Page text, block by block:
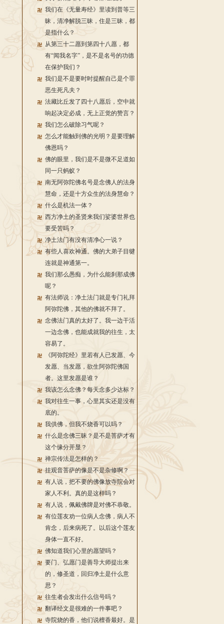
我们在《无量寿经》里读到普等三
昧，清净解脱三昧，住是三昧，都
是指什么？
从第三十二愿到第四十八愿，都
有“闻我名字”，是不是名号的功德
在保护我们？
我们是不是要时时提醒自己是个罪
恶生死凡夫？
法藏比丘发了四十八愿后，空中就
响起决定必成，无上正觉的赞言？
我们怎么破除习气呢？
怎么才能触到佛的光明？是要理解
佛恩吗？
佛的眼里，我们是不是微不足道如
同一只蚂蚁？
南无阿弥陀佛名号是念佛人的法身
慧命，还是十方众生的法身慧命？
什么是机法一体？
西方净土的圣贤来我们娑婆世界也
要受苦吗？
净土法门有没有清净心一说？
有些人喜欢神通。佛的大弟子目犍
连就是神通第一。
我们那么愚痴，为什么能刹那成佛
呢？
有法师说：净土法门就是专门礼拜
阿弥陀佛，其他的佛就不拜了。
念佛法门真的太好了。我一边干活
一边念佛，也能成就我的往生，太
容易了。
《阿弥陀经》里若有人已发愿、今
发愿、当发愿，欲生阿弥陀佛国
者。这里发愿是谁？
我该怎么念佛？每天念多少达标？
我对往生一事，心里其实还是没有
底的。
我供佛，但我不烧香可以吗？
什么是念佛三昧？是不是菩萨才有
这个缘分开显？
禅宗传法是怎样的？
挂观音菩萨的像是不是杂修啊？
有人说，把不要的佛像放寺院会对
家人不利。真的是这样吗？
有人说，佩戴佛牌是对佛不恭敬。
有位莲友劝一位病人念佛，病人不
肯念，后来病死了。以后这个莲友
身体一直不好。
佛知道我们心里的愿望吗？
要门、弘愿门是善导大师提出来
的，修圣道，回归净土是什么意
思？
往生者会发出什么信号吗？
翻译经文是很难的一件事吧？
寺院烧的香，他们说檀香最好。是